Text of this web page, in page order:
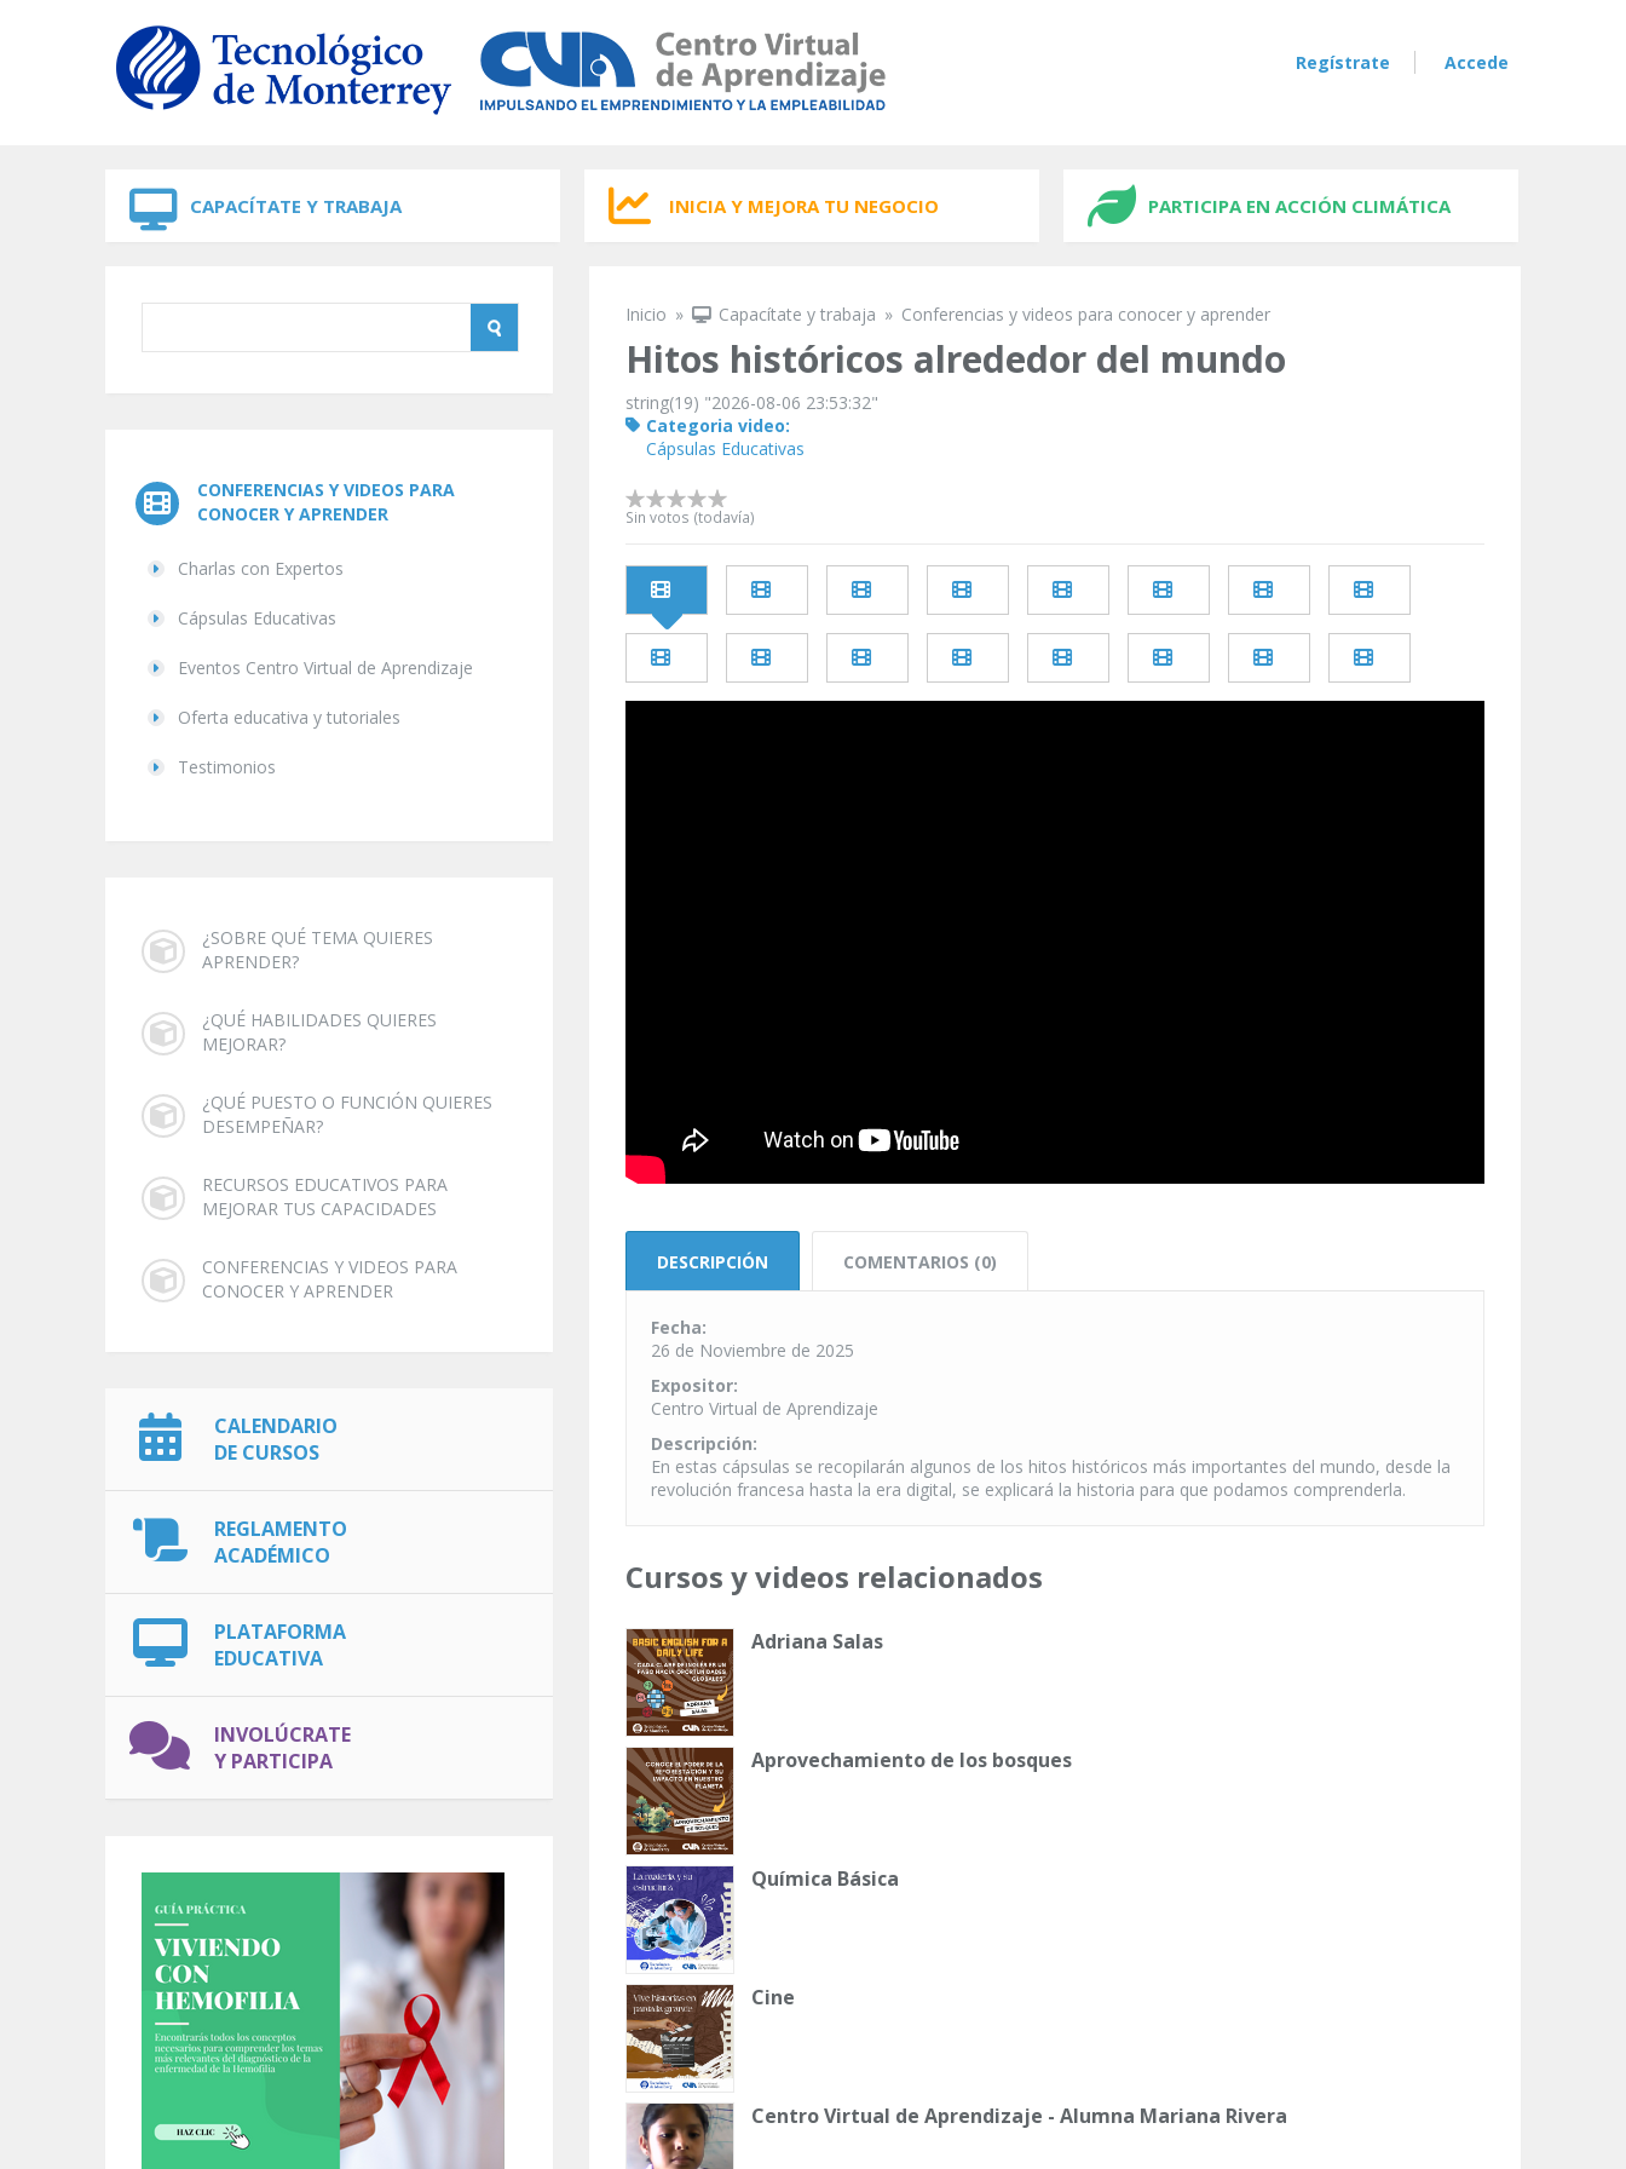
Regístrate Accede
CAPACÍTATE Y TRABAJA INICIA Y MEJORA TU NEGOCIO PARTICIPA EN ACCIÓN CLIMÁTICA
CONFERENCIAS Y VIDEOS PARA
CONOCER Y APRENDER
Charlas con Expertos
Cápsulas Educativas
Eventos Centro Virtual de Aprendizaje
Oferta educativa y tutoriales
Testimonios
¿SOBRE QUÉ TEMA QUIERES
APRENDER?
¿QUÉ HABILIDADES QUIERES
MEJORAR?
¿QUÉ PUESTO O FUNCIÓN QUIERES
DESEMPEÑAR?
RECURSOS EDUCATIVOS PARA
MEJORAR TUS CAPACIDADES
CONFERENCIAS Y VIDEOS PARA
CONOCER Y APRENDER
CALENDARIO
DE CURSOS
REGLAMENTO
ACADÉMICO
PLATAFORMA
EDUCATIVA
INVOLÚCRATE
Y PARTICIPA
Se encuentra usted aquí
Inicio » Capacítate y trabaja » Conferencias y videos para conocer y aprender
Hitos históricos alrededor del mundo
string(19) "2026-08-06 23:53:32"
Categoria video:
Cápsulas Educativas
Sin votos (todavía)
DESCRIPCIÓN COMENTARIOS (0)
Fecha:
26 de Noviembre de 2025
Expositor:
Centro Virtual de Aprendizaje
Descripción:
En estas cápsulas se recopilarán algunos de los hitos históricos más importantes del mundo, desde la
revolución francesa hasta la era digital, se explicará la historia para que podamos comprenderla.
Cursos y videos relacionados
Adriana Salas
Aprovechamiento de los bosques
Química Básica
Cine
Centro Virtual de Aprendizaje - Alumna Mariana Rivera